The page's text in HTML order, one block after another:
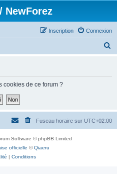
NewForez
Connexion
Inscription
h
cookies de ce forum ?
Fuseau horaire sur UTC+02:00
Software © phpBB Limited
officielle ©Qiaeru
| Conditions